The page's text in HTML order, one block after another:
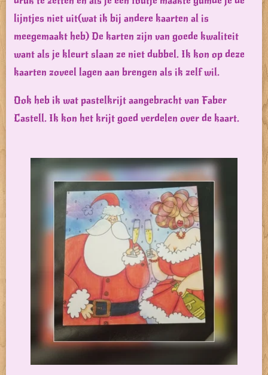
lijntjes niet uit(wat ik bij andere kaarten al is
meegemaakt heb) De karten zijn van goede kwaliteit
want als je kleurt slaan ze niet dubbel. Ik kon op deze
kaarten zoveel lagen aan brengen als ik zelf wil.
Ook heb ik wat pastelkrijt aangebracht van Faber
Castell. Ik kon het krijt goed verdelen over de kaart.